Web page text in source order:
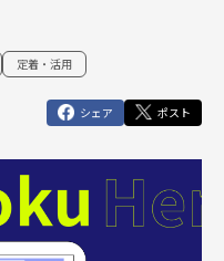
選ぶ 課題から選ぶ
常
モー
ビス
ップ
プ
プ
）
えていない
援
グ 支援
定着・活用
シェア ポスト